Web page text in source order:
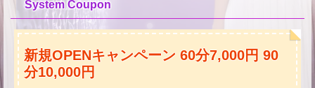
System Coupon
新規OPENキャンペーン 60分7,000円 90
分10,000円